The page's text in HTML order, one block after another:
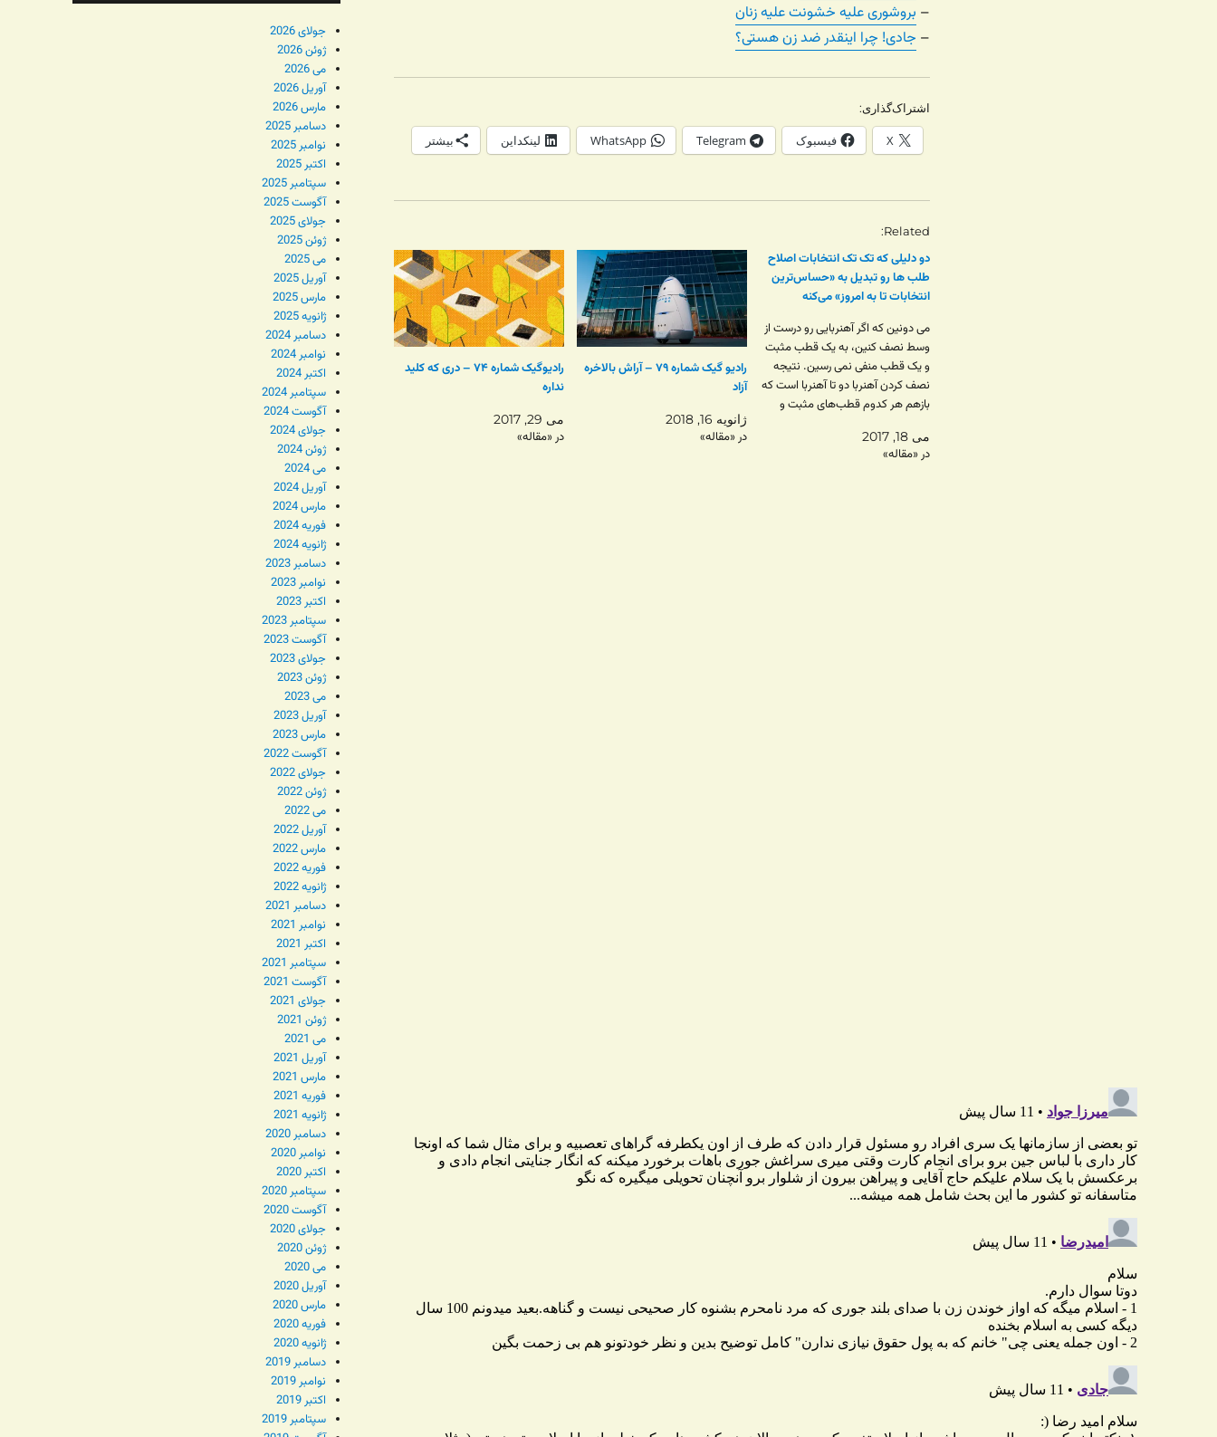
– بروشوری علیه خشونت علیه زنان
– جادی! چرا اینقدر ضد زن هستی؟
اشتراک‌گذاری:
X فیسبوک Telegram
WhatsApp لینکداین بیشتر
Related
دو دلیلی که تک تک انتخابات اصلاح
طلب ها رو تبدیل به «حساس‌ترین
انتخابات تا به امروز» می‌کنه
می دونین که اگر آهنربایی رو درست از
وسط نصف کنین، به یک قطب مثبت
و یک قطب منفی نمی رسین. نتیجه
نصف کردن آهنربا دو تا آهنربا است که
بازهم هر کدوم قطب‌های مثبت و
پدیده های اجتماعی هم موضوعیت
داره. مثلا…
می 18, 2017
در «مقاله»
رادیو گیک شماره ۷۹ – آراش بالاخره
آزاد
ژانویه 16, 2018
در «مقاله»
رادیوگیک شماره ۷۴ – دری که کلید
نداره
می 29, 2017
در «مقاله»
جولای 2026
ژوئن 2026
می 2026
آوریل 2026
مارس 2026
دسامبر 2025
نوامبر 2025
اکتبر 2025
سپتامبر 2025
آگوست 2025
جولای 2025
ژوئن 2025
می 2025
آوریل 2025
مارس 2025
ژانویه 2025
دسامبر 2024
نوامبر 2024
اکتبر 2024
سپتامبر 2024
آگوست 2024
جولای 2024
ژوئن 2024
می 2024
آوریل 2024
مارس 2024
فوریه 2024
ژانویه 2024
دسامبر 2023
نوامبر 2023
اکتبر 2023
سپتامبر 2023
آگوست 2023
جولای 2023
ژوئن 2023
می 2023
آوریل 2023
مارس 2023
آگوست 2022
جولای 2022
ژوئن 2022
می 2022
آوریل 2022
مارس 2022
فوریه 2022
ژانویه 2022
دسامبر 2021
نوامبر 2021
اکتبر 2021
سپتامبر 2021
آگوست 2021
جولای 2021
ژوئن 2021
می 2021
آوریل 2021
مارس 2021
فوریه 2021
ژانویه 2021
دسامبر 2020
نوامبر 2020
اکتبر 2020
سپتامبر 2020
آگوست 2020
جولای 2020
ژوئن 2020
می 2020
آوریل 2020
مارس 2020
فوریه 2020
ژانویه 2020
دسامبر 2019
نوامبر 2019
اکتبر 2019
سپتامبر 2019